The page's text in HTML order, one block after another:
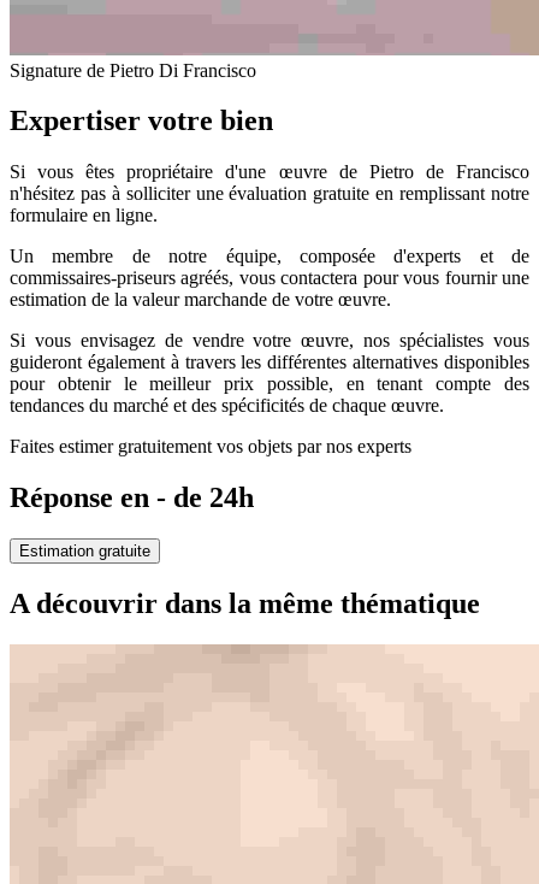
Signature de Pietro Di Francisco
Expertiser votre bien
Si vous êtes propriétaire d'une œuvre de Pietro de Francisco
n'hésitez pas à solliciter une évaluation gratuite en remplissant notre
formulaire en ligne.
Un membre de notre équipe, composée d'experts et de
commissaires-priseurs agréés, vous contactera pour vous fournir une
estimation de la valeur marchande de votre œuvre.
Si vous envisagez de vendre votre œuvre, nos spécialistes vous
guideront également à travers les différentes alternatives disponibles
pour obtenir le meilleur prix possible, en tenant compte des
tendances du marché et des spécificités de chaque œuvre.
Faites estimer gratuitement vos objets par nos experts
Réponse en - de 24h
Estimation gratuite
A découvrir dans la même thématique